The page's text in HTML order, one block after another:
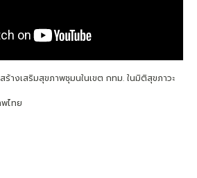
างเสริมสุขภาพชุมนในเขต กทม. ในมิติสุขภาวะ
ไทย